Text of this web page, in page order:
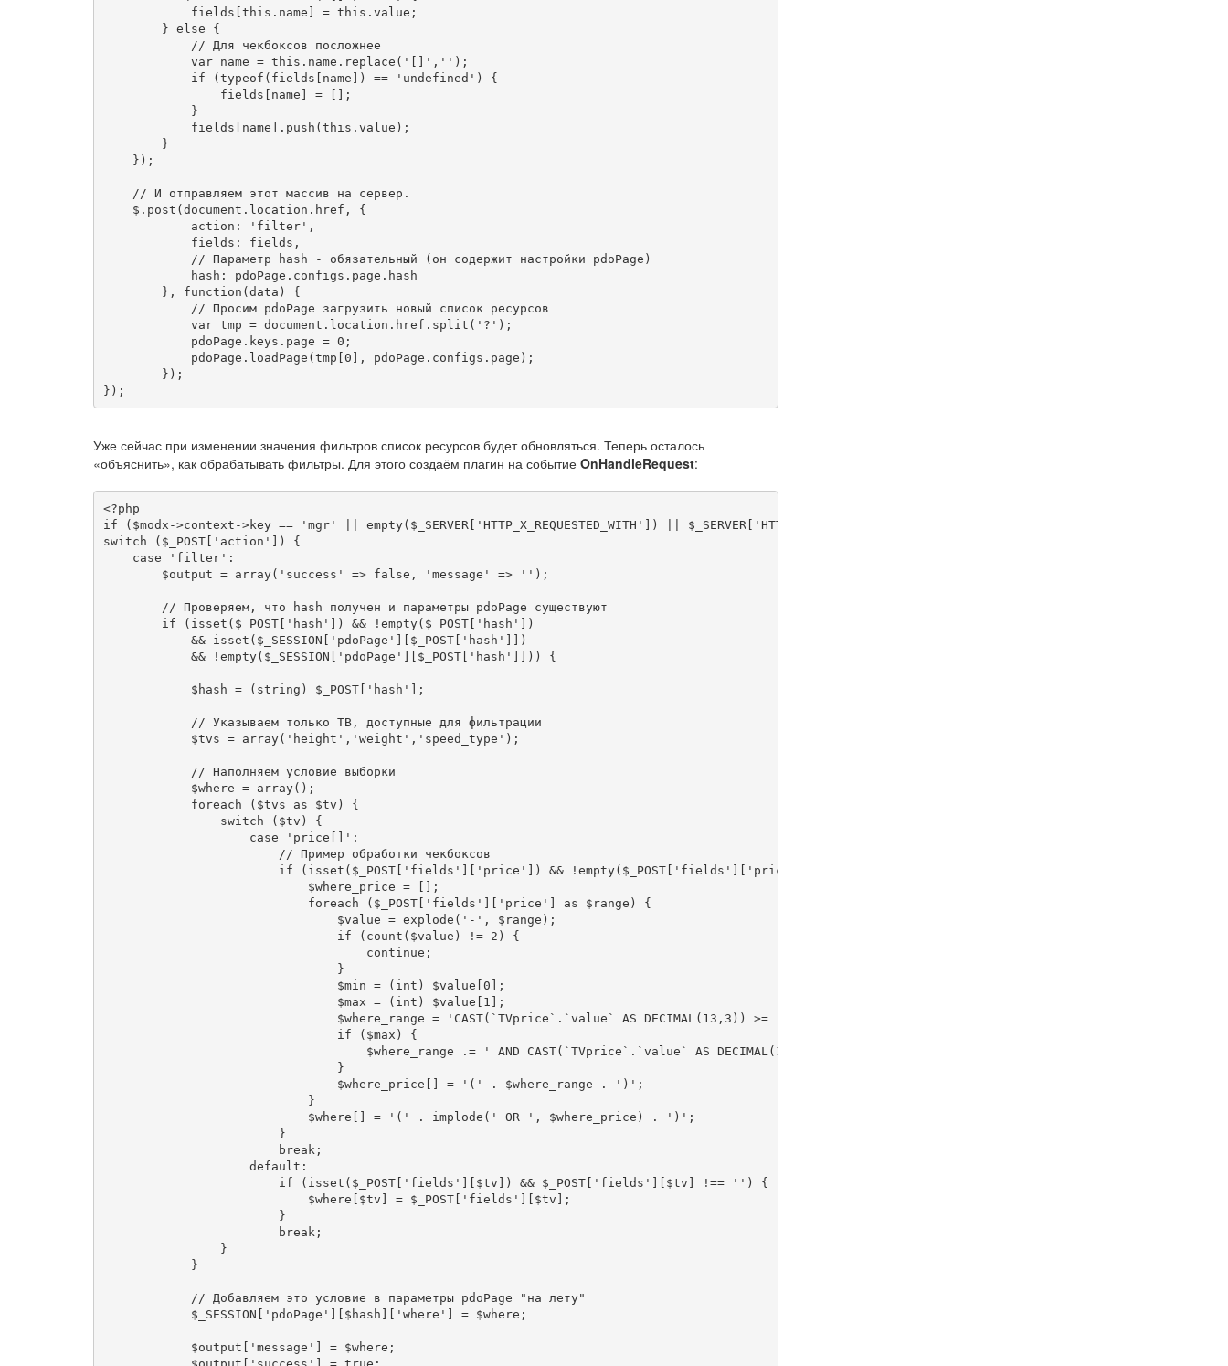
            fields[this.name] = this.value;
        } else {
            // Для чекбоксов посложнее
            var name = this.name.replace('[]','');
            if (typeof(fields[name]) == 'undefined') {
                fields[name] = [];
            }
            fields[name].push(this.value);
        }
    });
    // И отправляем этот массив на сервер.
    $.post(document.location.href, {
            action: 'filter',
            fields: fields,
            // Параметр hash - обязательный (он содержит настройки pdoPage)
            hash: pdoPage.configs.page.hash
        }, function(data) {
            // Просим pdoPage загрузить новый список ресурсов
            var tmp = document.location.href.split('?');
            pdoPage.keys.page = 0;
            pdoPage.loadPage(tmp[0], pdoPage.configs.page);
        });
});
Уже сейчас при изменении значения фильтров список ресурсов будет обновляться. Теперь осталось
«объяснить», как обрабатывать фильтры. Для этого создаём плагин на событие OnHandleRequest:
<?php
if ($modx->context->key == 'mgr' || empty($_SERVER['HTTP_X_REQUESTED_WITH']) || $_SERVER['HTTP_X_REQUESTED_WITH'] != 'XMLHttpRequest') return;
switch ($_POST['action']) {
    case 'filter':
        $output = array('success' => false, 'message' => '');
        // Проверяем, что hash получен и параметры pdoPage существуют
        if (isset($_POST['hash']) && !empty($_POST['hash'])
            && isset($_SESSION['pdoPage'][$_POST['hash']])
            && !empty($_SESSION['pdoPage'][$_POST['hash']])) {
            $hash = (string) $_POST['hash'];
            // Указываем только ТВ, доступные для фильтрации
            $tvs = array('height','weight','speed_type');
            // Наполняем условие выборки
            $where = array();
            foreach ($tvs as $tv) {
                switch ($tv) {
                    case 'price[]':
                        // Пример обработки чекбоксов
                        if (isset($_POST['fields']['price']) && !empty($_POST['fields']['price'])) {
                            $where_price = [];
                            foreach ($_POST['fields']['price'] as $range) {
                                $value = explode('-', $range);
                                if (count($value) != 2) {
                                    continue;
                                }
                                $min = (int) $value[0];
                                $max = (int) $value[1];
                                $where_range = 'CAST(`TVprice`.`value` AS DECIMAL(13,3)) >= ' . $min;
                                if ($max) {
                                    $where_range .= ' AND CAST(`TVprice`.`value` AS DECIMAL(13,3)) <= ' . $max;
                                }
                                $where_price[] = '(' . $where_range . ')';
                            }
                            $where[] = '(' . implode(' OR ', $where_price) . ')';
                        }
                        break;
                    default:
                        if (isset($_POST['fields'][$tv]) && $_POST['fields'][$tv] !== '') {
                            $where[$tv] = $_POST['fields'][$tv];
                        }
                        break;
                }
            }
            // Добавляем это условие в параметры pdoPage "на лету"
            $_SESSION['pdoPage'][$hash]['where'] = $where;
            $output['message'] = $where;